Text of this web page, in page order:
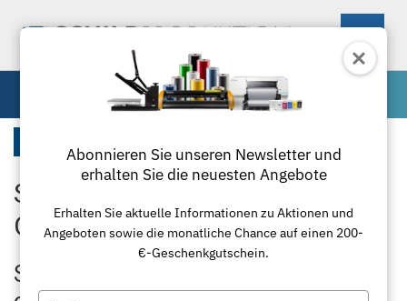
Maschinen
Schneideplotter
Materialien
Zubehör
Sonnenschutzfolie für
Gebäude
Sonnenschutzfolie für Gebäude –
Abonnieren Sie unseren Newsletter und
erhalten Sie die neuesten Angebote
Erhalten Sie aktuelle Informationen zu Aktionen und
Angeboten sowie die monatliche Chance auf einen 200-
€-Geschenkgutschein.